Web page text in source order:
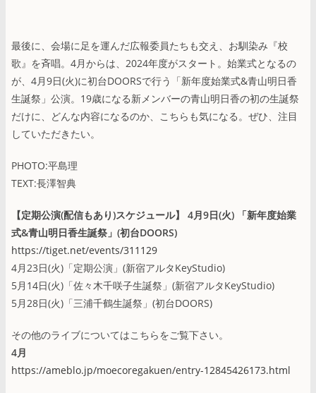
最後に、会場に足を運んだ広報委員たちも交え、お馴染み『校
歌』を斉唱。4月からは、2024年度がスタート。始業式となるの
が、4月9日(火)に初台DOORSで行う「新年度始業式&青山明日香
生誕祭」公演。19歳になる新メンバーの青山明日香の初の生誕祭
だけに、どんな内容になるのか、こちらも気になる。ぜひ、注目
していただきたい。
PHOTO:平島理
TEXT:長澤智典
【定期公演(配信もあり)スケジュール】 4月9日(火) 「新年度始業
式&青山明日香生誕祭」(初台DOORS)
https://tiget.net/events/311129
4月23日(火)「定期公演」(新宿アルタKeyStudio)
5月14日(火)「佐々木千咲子生誕祭」(新宿アルタKeyStudio)
5月28日(火)「三浦千鶴生誕祭」(初台DOORS)
その他のライブについてはこちらをご覧下さい。
4月
https://ameblo.jp/moecoregakuen/entry-12845426173.html